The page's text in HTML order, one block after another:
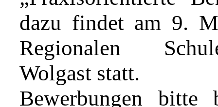
dazu findet am 9.
Regionalen
Wolgast statt.
Bewerbungen